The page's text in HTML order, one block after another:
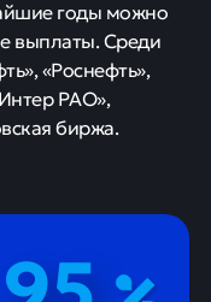
годы можно
выплаты. Среди
«Роснефть»,
РАО»,
биржа.